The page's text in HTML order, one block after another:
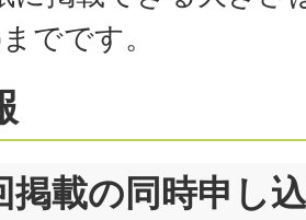
でです。
掲載の同時申し